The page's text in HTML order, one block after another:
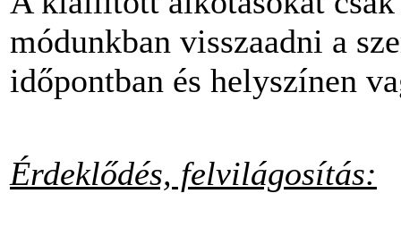
módunkban visszaadni a
időpontban és helyszínen
Érdeklődés, felvilágosítás: